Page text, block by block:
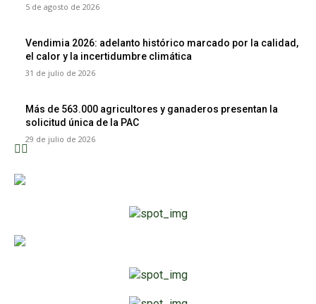
5 de agosto de 2026
Vendimia 2026: adelanto histórico marcado por la calidad,
el calor y la incertidumbre climática
31 de julio de 2026
Más de 563.000 agricultores y ganaderos presentan la
solicitud única de la PAC
29 de julio de 2026